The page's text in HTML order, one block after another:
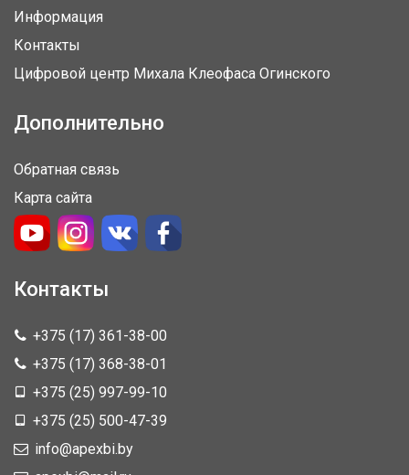
Информация
Контакты
Цифровой центр Михала Клеофаса Огинского
Дополнительно
Обратная связь
Карта сайта
Контакты
+375 (17) 361-38-00
+375 (17) 368-38-01
+375 (25) 997-99-10
+375 (25) 500-47-39
info@apexbi.by